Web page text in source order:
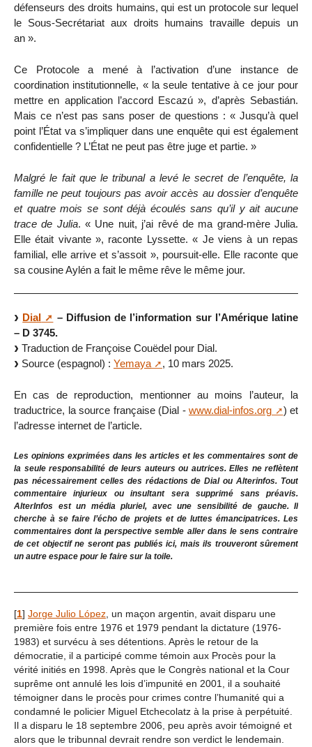
défenseurs des droits humains, qui est un protocole sur lequel
le Sous-Secrétariat aux droits humains travaille depuis un
an ».
Ce Protocole a mené à l’activation d’une instance de
coordination institutionnelle, « la seule tentative à ce jour pour
mettre en application l’accord Escazú », d’après Sebastián.
Mais ce n’est pas sans poser de questions : « Jusqu’à quel
point l’État va s’impliquer dans une enquête qui est également
confidentielle ? L’État ne peut pas être juge et partie. »
Malgré le fait que le tribunal a levé le secret de l’enquête, la
famille ne peut toujours pas avoir accès au dossier d’enquête
et quatre mois se sont déjà écoulés sans qu’il y ait aucune
trace de Julia. « Une nuit, j’ai rêvé de ma grand-mère Julia.
Elle était vivante », raconte Lyssette. « Je viens à un repas
familial, elle arrive et s’assoit », poursuit-elle. Elle raconte que
sa cousine Aylén a fait le même rêve le même jour.
Dial
– Diffusion de l’information sur l’Amérique latine
– D 3745.
Traduction de Françoise Couëdel pour Dial.
Source (espagnol) : Yemaya , 10 mars 2025.
En cas de reproduction, mentionner au moins l’auteur, la
traductrice, la source française (Dial - www.dial-infos.org
) et
l’adresse internet de l’article.
Les opinions exprimées dans les articles et les commentaires sont de
la seule responsabilité de leurs auteurs ou autrices. Elles ne reflètent
pas nécessairement celles des rédactions de Dial ou Alterinfos. Tout
commentaire injurieux ou insultant sera supprimé sans préavis.
AlterInfos est un média pluriel, avec une sensibilité de gauche. Il
cherche à se faire l’écho de projets et de luttes émancipatrices. Les
commentaires dont la perspective semble aller dans le sens contraire
de cet objectif ne seront pas publiés ici, mais ils trouveront sûrement
un autre espace pour le faire sur la toile.
[1] Jorge Julio López , un maçon argentin, avait disparu une
première fois entre 1976 et 1979 pendant la dictature (1976-
1983) et survécu à ses détentions. Après le retour de la
démocratie, il a participé comme témoin aux Procès pour la
vérité initiés en 1998. Après que le Congrès national et la Cour
suprême ont annulé les lois d’impunité en 2001, il a souhaité
témoigner dans le procès pour crimes contre l’humanité qui a
condamné le policier Miguel Etchecolatz à la prise à perpétuité.
Il a disparu le 18 septembre 2006, peu après avoir témoigné et
alors que le tribunnal devrait rendre son verdict le lendemain.